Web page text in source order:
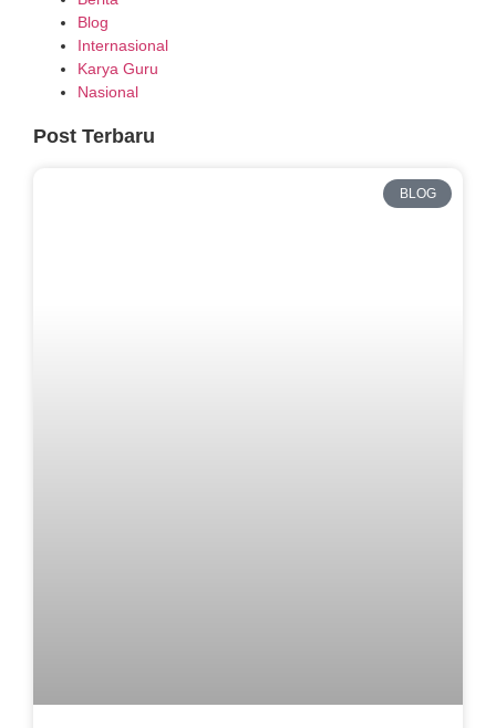
Blog
Internasional
Karya Guru
Nasional
Post Terbaru
BLOG